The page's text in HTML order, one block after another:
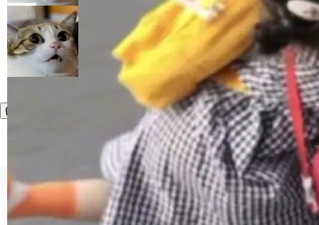
频技...
最终并未成功落地，而高额算力消耗持续运行长
达 5 个月，公司直到财务对账时才察觉异常。这
意味着一个无人看管的 AI 程序，在近半年时间
里日夜不停地"烧钱"。 复盘显示，...
ngue 把原因归结为一件事：开放协作。中国的
AI 开发者在一个共享和协作的生态里加速迭代，
而美国模型厂商在"闭门造车"。他的原话是 "buil
ding in silos"——各自为战，互不通气。 这个判
断从他嘴里说出来分量不同。Hugging Face 是
全球最大的开源 AI 平台，上面跑着上百万个模
一个问题：你写过什么给自己用的程序？答案几
乎都是没有。工程师们整天用别人写的程序写程
序给别人用。偶尔有人自己写个博客系统、智能
家居控制、家庭实验室，都算稀奇事。 Crawsh
aw 是 Shelley 的作者，一个开源 AI coding age
nt。他最近在博客上写了一篇文章，核心论点很
简单：开发者工具必须开源。 理由不是传统的自
由软件情怀，而是一个跟 AI agent 直接相关的
技术判断。 两行 prompt 就能个性化任何软件 C
rawshaw 给出了两个 prompt。 第一个： "下载
某个软件的源码，在本地构建。修改 agent ...
局
©OSCHINA(OSChina.NET) 京ICP备2025119063号